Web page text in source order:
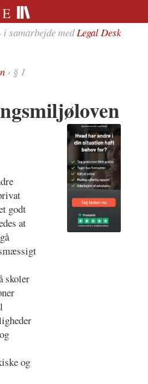
i samarbejde medLegal Desk
› § 1
godt
at
skoler
og